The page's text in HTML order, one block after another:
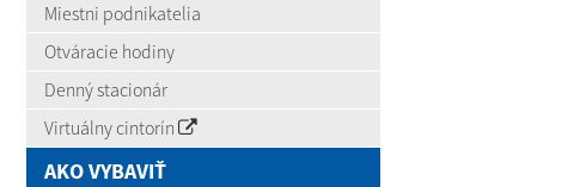
Miestni podnikatelia
Otváracie hodiny
Denný stacionár
Virtuálny cintorín
AKO VYBAVIŤ